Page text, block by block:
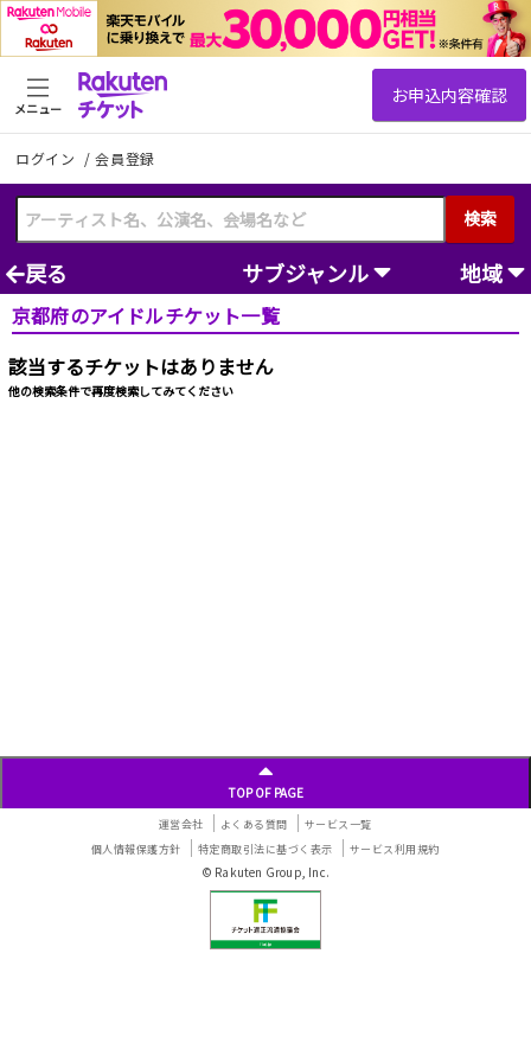
ログイン /会員登録
検索
メニュー
戻る サブジャンル 地域
京都府のアイドルチケット一覧
該当するチケットはありません
他の検索条件で再度検索してみてください
TOP OF PAGE
運営会社 よくある質問
サービス一覧
個人情報保護方針
特定商取引法に基づく表示 サービス利用規約
© Rakuten Group, Inc.